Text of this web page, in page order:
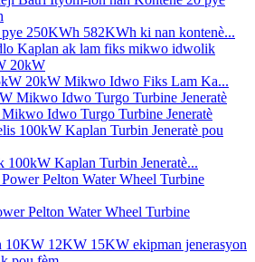
250KWh 582KWh ki nan kontenè...
20kW Mikwo Idwo Fiks Lam Ka...
Idwo Turgo Turbine Jeneratè
Kaplan Turbin Jeneratè...
Pelton Water Wheel Turbine